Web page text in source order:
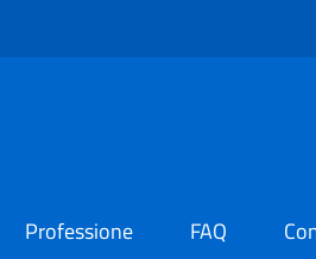
Professione FAQ